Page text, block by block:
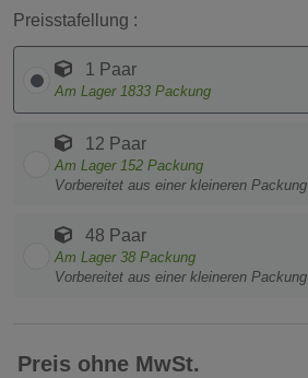
Preisstafellung :
1 Paar
Am Lager 1833 Packung
12 Paar
Am Lager 152 Packung
Vorbereitet aus einer kleineren Packung
48 Paar
Am Lager 38 Packung
Vorbereitet aus einer kleineren Packung
Preis ohne MwSt.